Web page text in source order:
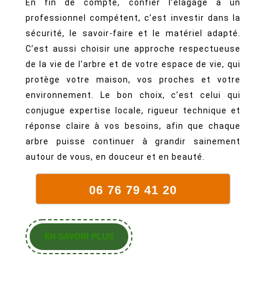
En fin de compte, confier l’élagage à un
professionnel compétent, c’est investir dans la
sécurité, le savoir-faire et le matériel adapté.
C’est aussi choisir une approche respectueuse
de la vie de l’arbre et de votre espace de vie, qui
protège votre maison, vos proches et votre
environnement. Le bon choix, c’est celui qui
conjugue expertise locale, rigueur technique et
réponse claire à vos besoins, afin que chaque
arbre puisse continuer à grandir sainement
autour de vous, en douceur et en beauté.
06 76 79 41 20
EN SAVOIR PLUSEN
SAVOIR